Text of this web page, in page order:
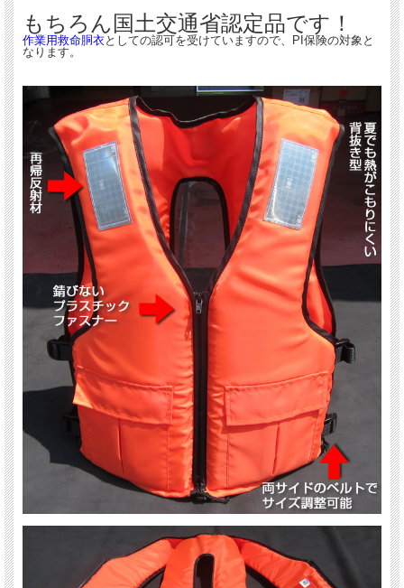
もちろん国土交通省認定品です！
作業用救命胴衣としての認可を受けていますので、PI保険の対象と
なります。